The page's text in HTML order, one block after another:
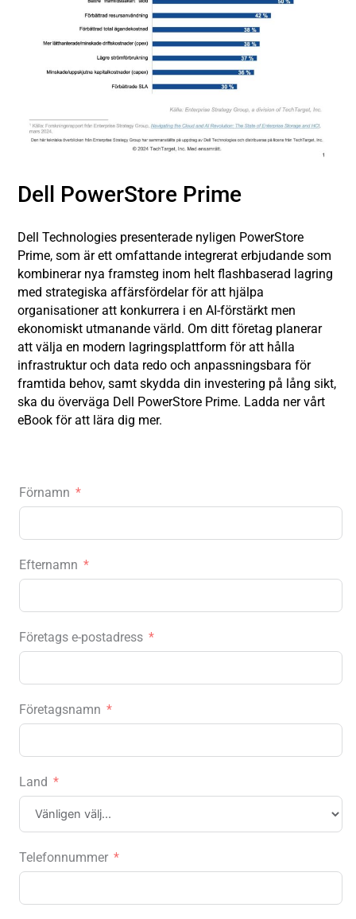
Dell PowerStore Prime​
Dell Technologies presenterade nyligen PowerStore
Prime, som är ett omfattande integrerat erbjudande som
kombinerar nya framsteg inom helt flashbaserad lagring
med strategiska affärsfördelar för att hjälpa
organisationer att konkurrera i en AI-förstärkt men
ekonomiskt utmanande värld. Om ditt företag planerar
att välja en modern lagringsplattform för att hålla
infrastruktur och data redo och anpassningsbara för
framtida behov, samt skydda din investering på lång sikt,
ska du överväga Dell PowerStore Prime. Ladda ner vårt
eBook för att lära dig mer.
Förnamn
Efternamn
Företags e-postadress
Företagsnamn
Land
Telefonnummer